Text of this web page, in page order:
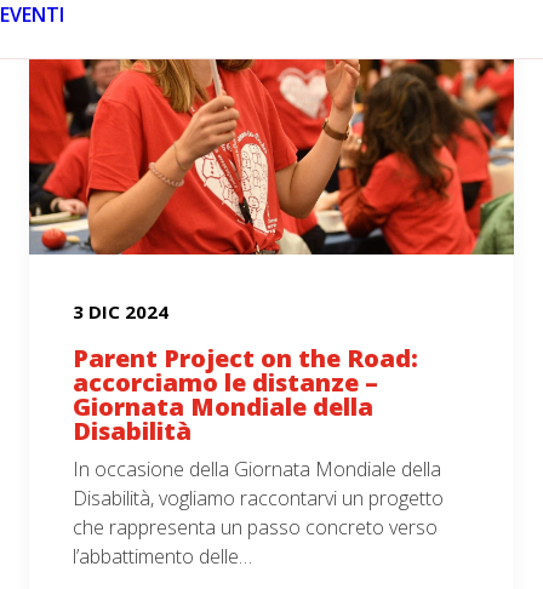
EVENTI
3 DIC 2024
Parent Project on the Road:
accorciamo le distanze –
Giornata Mondiale della
Disabilità
In occasione della Giornata Mondiale della
Disabilità, vogliamo raccontarvi un progetto
che rappresenta un passo concreto verso
l’abbattimento delle…